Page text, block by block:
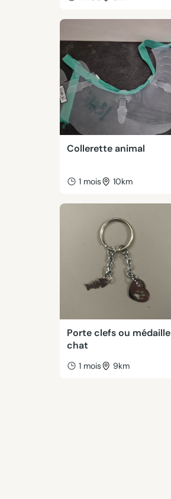
Collerette animal
1 mois 10km
Porte clefs ou médaille
chat
1 mois 9km